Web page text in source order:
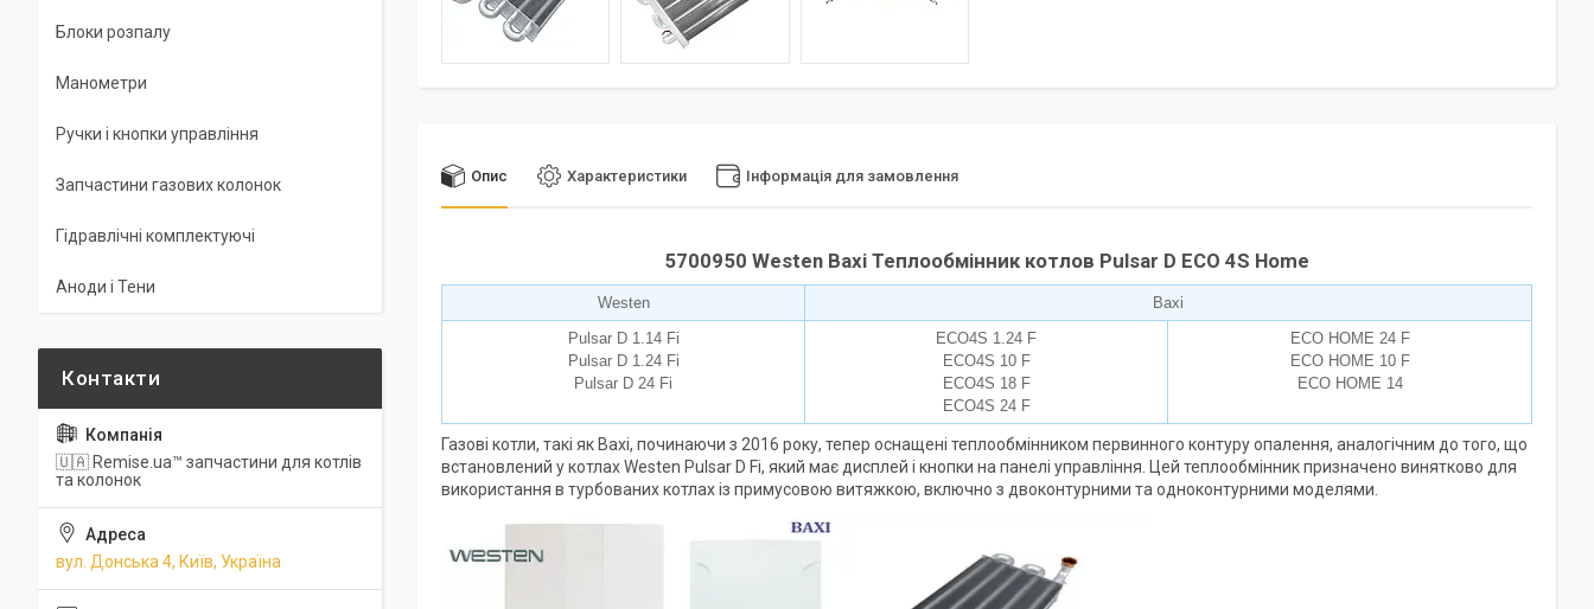
Опис Характеристики Інформація для замовлення
5700950 Westen Baxi Теплообмінник котлов Pulsar D ECO 4S Home
Westen
Baxi
Pulsar D 1.14 Fi
Pulsar D 1.24 Fi
Pulsar D 24 Fi
ECO4S 1.24 F
ECO4S 10 F
ECO4S 18 F
ECO4S 24 F
ECO HOME 24 F
ECO HOME 10 F
ECO HOME 14
Газові котли, такі як Baxi, починаючи з 2016 року, тепер оснащені теплообмінником первинного контуру опалення, аналогічним до того, що
встановлений у котлах Westen Pulsar D Fi, який має дисплей і кнопки на панелі управління. Цей теплообмінник призначено винятково для
використання в турбованих котлах із примусовою витяжкою, включно з двоконтурними та одноконтурними моделями.
Блоки розпалу
Манометри
Ручки і кнопки управління
Запчастини газових колонок
Гідравлічні комплектуючі
Аноди і Тени
🇺🇦 Remise.ua™ запчастини для котлів
та колонок
вул. Донська 4, Київ, Україна